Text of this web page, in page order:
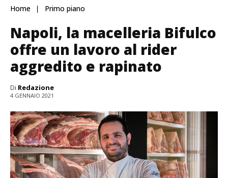
Home Primo piano
Napoli, la macelleria Bifulco
offre un lavoro al rider
aggredito e rapinato
Di Redazione
4 GENNAIO 2021